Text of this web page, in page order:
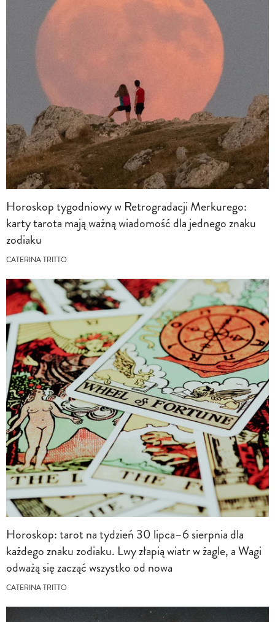
Horoskop tygodniowy w Retrogradacji Merkurego:
karty tarota mają ważną wiadomość dla jednego znaku
zodiaku
CATERINA TRITTO
Horoskop: tarot na tydzień 30 lipca–6 sierpnia dla
każdego znaku zodiaku. Lwy złapią wiatr w żagle, a Wagi
odważą się zacząć wszystko od nowa
CATERINA TRITTO